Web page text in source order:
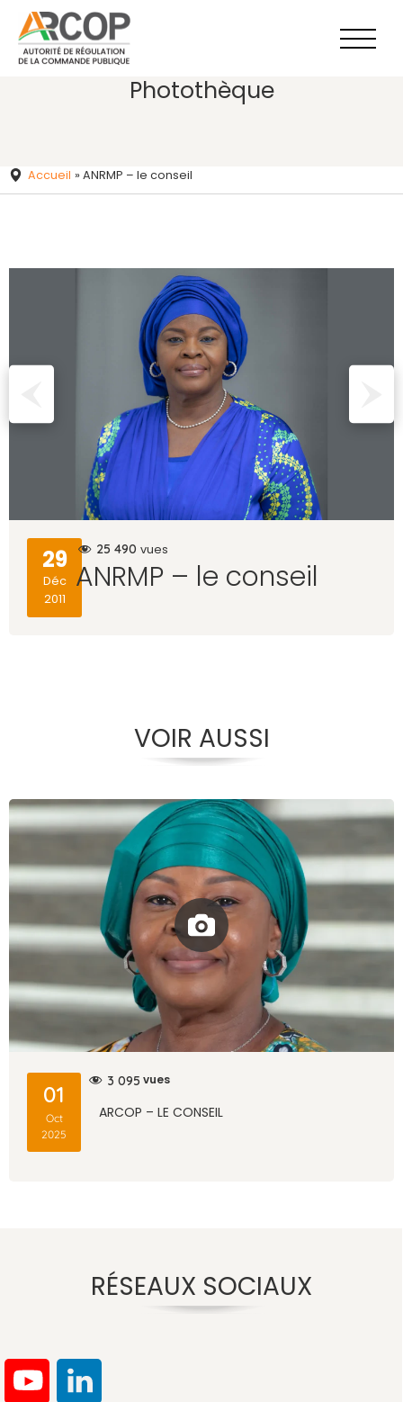
contenu
Photothèque
Accueil » ANRMP – le conseil
29
Déc
2011
25 490 vues
ANRMP – le conseil
VOIR AUSSI
3 095 vues
ARCOP – LE CONSEIL
01
Oct
2025
RÉSEAUX SOCIAUX